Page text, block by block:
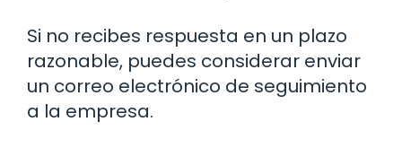
Si no recibes respuesta en un plazo
razonable, puedes considerar enviar
un correo electrónico de seguimiento
a la empresa.